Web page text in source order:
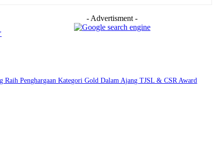
- Advertisment -
Penghargaan Kategori Gold Dalam Ajang TJSL & CSR Award